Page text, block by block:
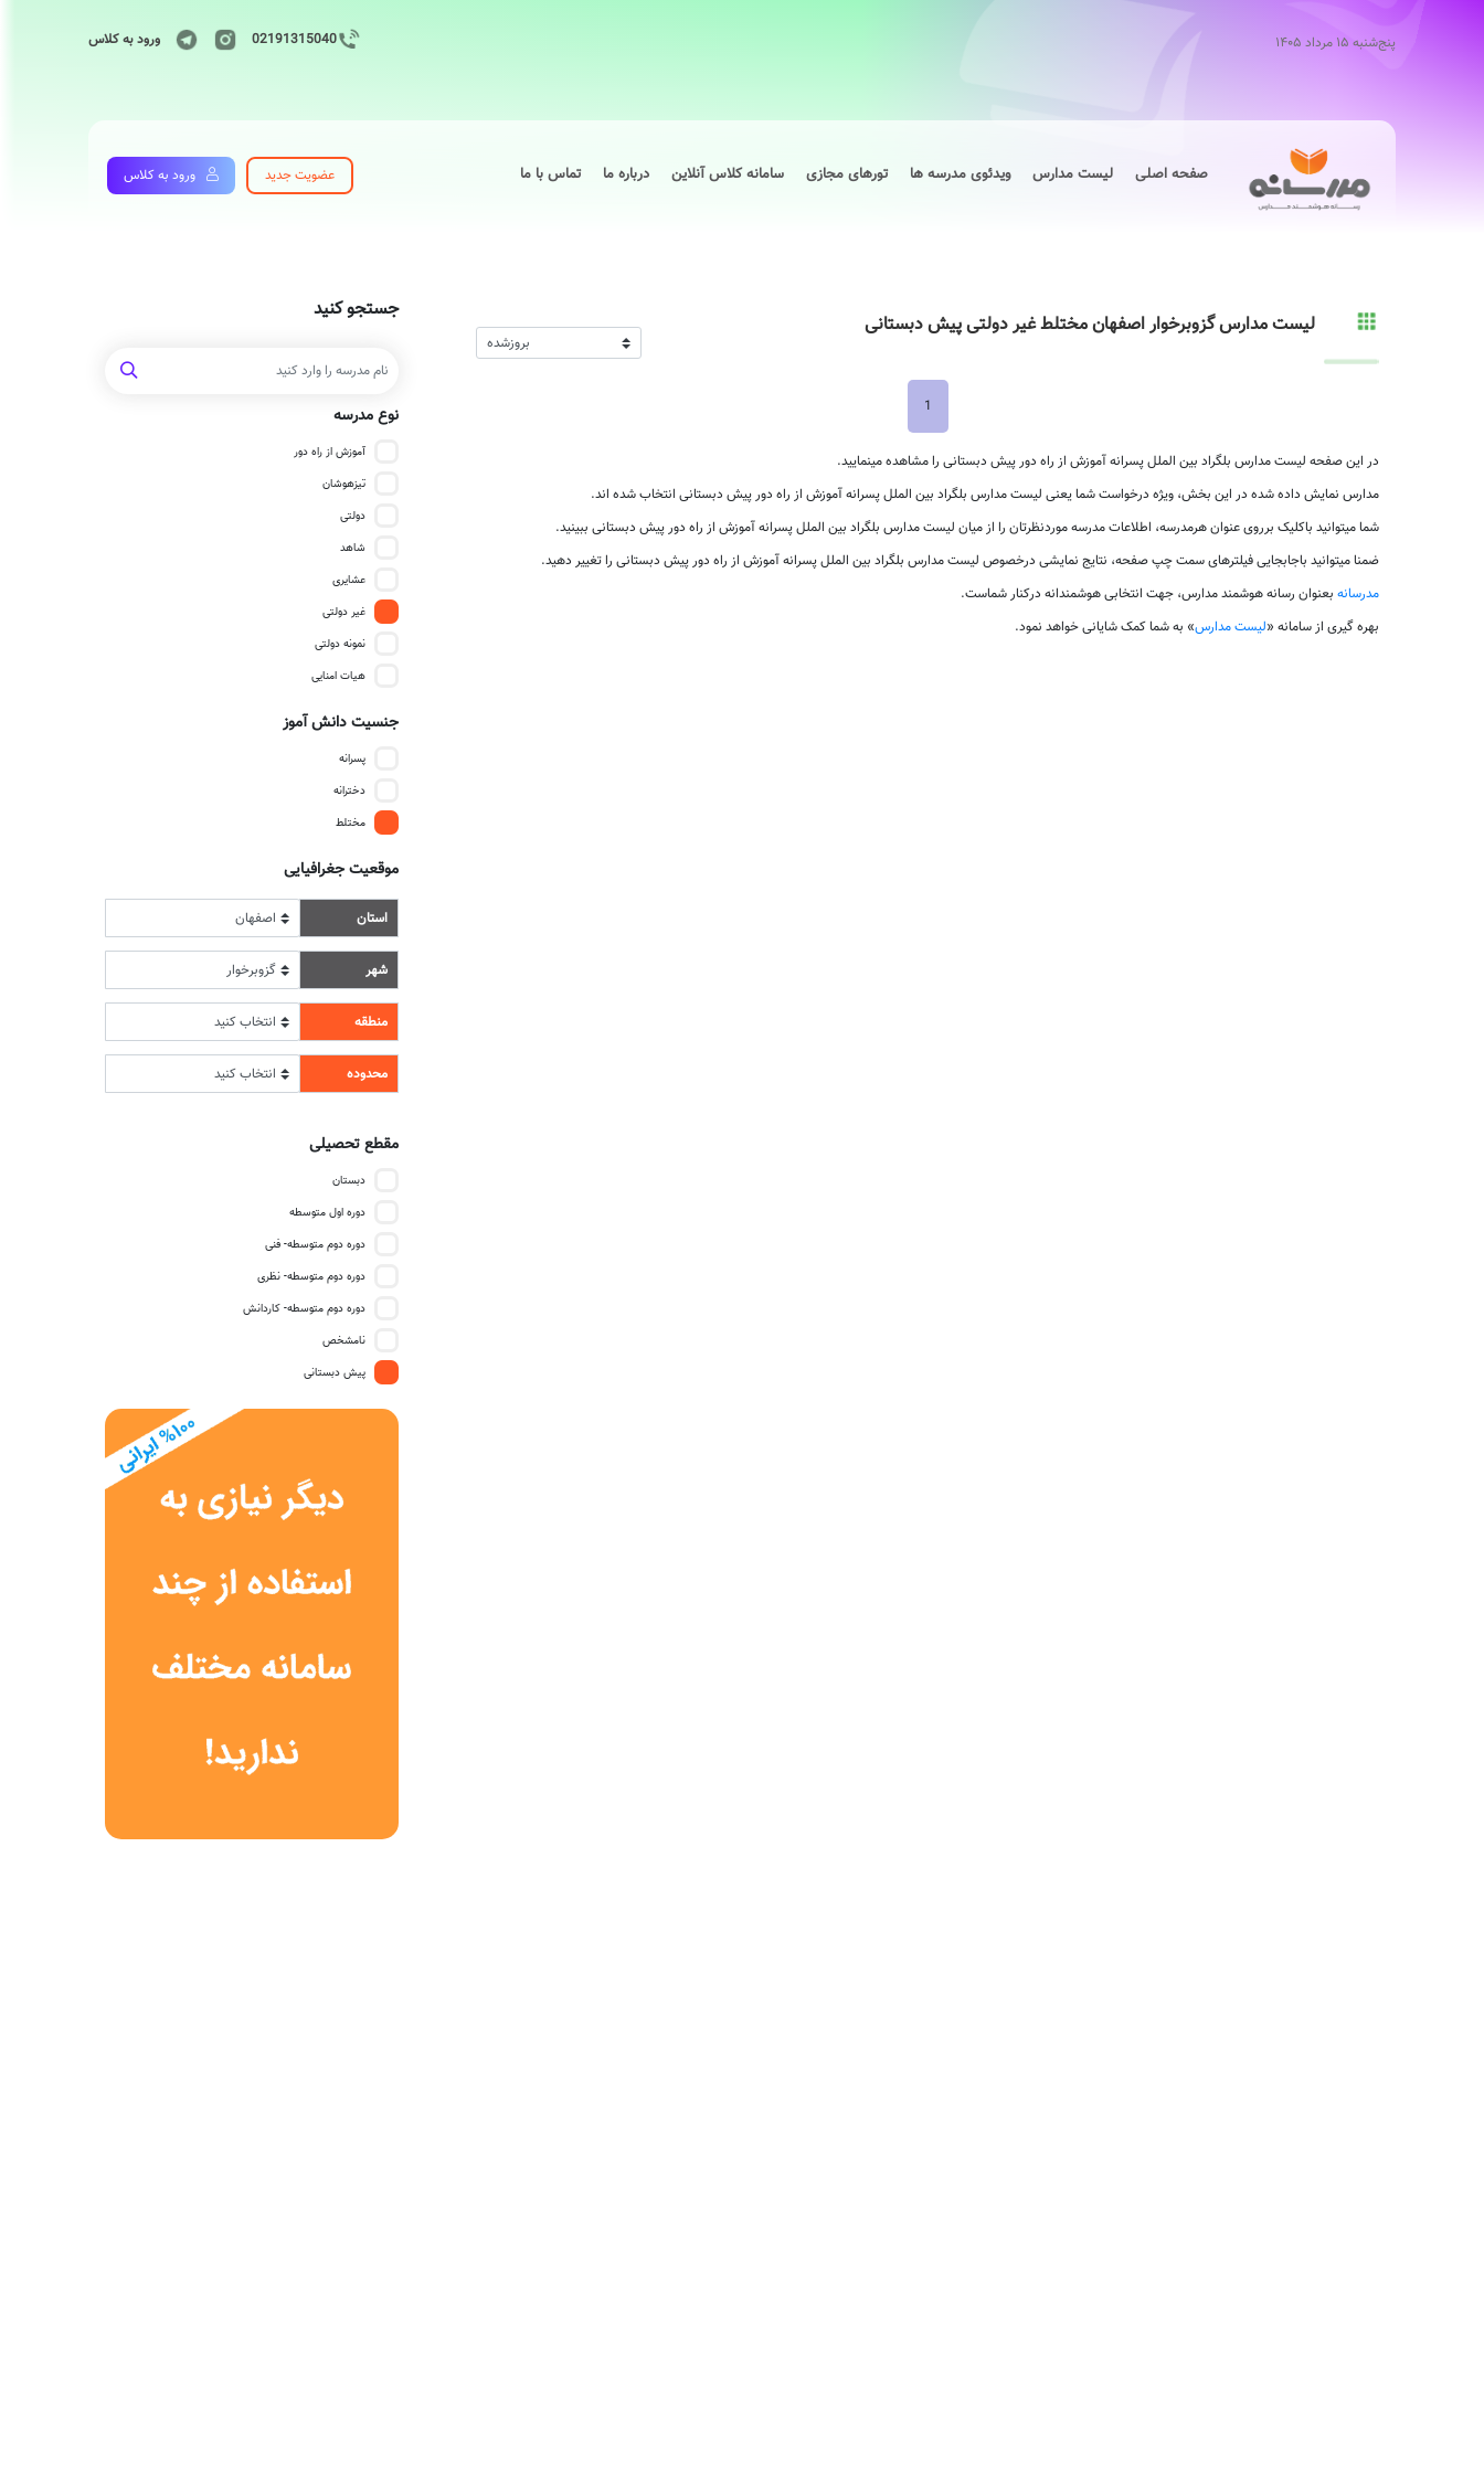
پنج‌شنبه ۱۵ مرداد ۱۴۰۵ 02191315040 ورود به کلاس
صفحه اصلی لیست مدارس ویدئوی مدرسه ها تورهای مجازی سامانه کلاس آنلاین درباره ما تماس با ما عضویت جدید ورود به کلاس
جستجو کنید
نوع مدرسه
آموزش از راه دور
تیزهوشان
دولتی
شاهد
عشایری
غیر دولتی
نمونه دولتی
هیات امنایی
جنسیت دانش آموز
پسرانه
دخترانه
مختلط
موقعیت جغرافیایی
استان
شهر
منطقه
محدوده
مقطع تحصیلی
دبستان
دوره اول متوسطه
دوره دوم متوسطه- فنی
دوره دوم متوسطه- نظری
دوره دوم متوسطه- کاردانش
نامشخص
پیش دبستانی
لیست مدارس گزوبرخوار اصفهان مختلط غیر دولتی پیش دبستانی
1
در این صفحه لیست مدارس بلگراد بین الملل پسرانه آموزش از راه دور پیش دبستانی را مشاهده مینمایید.
مدارس نمایش داده شده در این بخش، ویژه درخواست شما یعنی لیست مدارس بلگراد بین الملل پسرانه آموزش از راه دور پیش دبستانی انتخاب شده اند.
شما میتوانید باکلیک برروی عنوان هرمدرسه، اطلاعات مدرسه موردنظرتان را از میان لیست مدارس بلگراد بین الملل پسرانه آموزش از راه دور پیش دبستانی ببینید.
ضمنا میتوانید باجابجایی فیلترهای سمت چپ صفحه، نتایج نمایشی درخصوص لیست مدارس بلگراد بین الملل پسرانه آموزش از راه دور پیش دبستانی را تغییر دهید.
مدرسانه بعنوان رسانه هوشمند مدارس، جهت انتخابی هوشمندانه درکنار شماست.
بهره گیری از سامانه «لیست مدارس» به شما کمک شایانی خواهد نمود.